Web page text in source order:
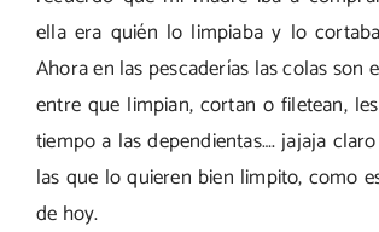
ella era quién lo limpiaba y lo
Ahora en las pescaderías las colas son
entre que limpian, cortan o filetean,
tiempo a las dependientas…. jajaja
las que lo quieren bien limpito, como
de hoy.